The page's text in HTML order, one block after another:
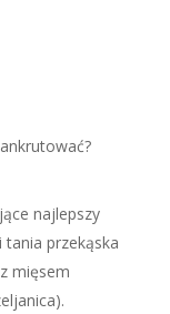
najlepszy
tania przekąska
mięsem